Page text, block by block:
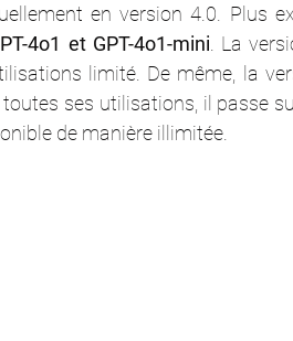
en version 4.0. Plus
4o1 et GPT-4o1-mini . La
limité. De même, la
ses utilisations, il passe
de manière illimitée.